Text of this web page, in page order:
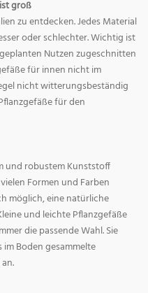
groß
zu entdecken. Jedes Material
oder schlechter. Wichtig ist
Nutzen zugeschnitten
für innen nicht im
nicht witterungsbeständig
für den
und robustem Kunststoff
Formen und Farben
möglich, eine natürliche
und leichte Pflanzgefäße
die passende Wahl. Sie
Boden gesammelte